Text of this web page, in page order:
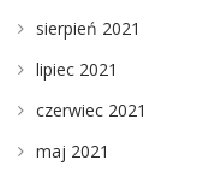
sierpień 2021
lipiec 2021
czerwiec 2021
maj 2021